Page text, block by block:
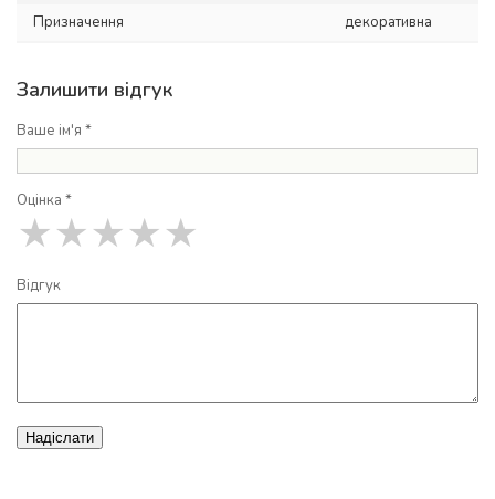
Призначення
декоративна
Залишити відгук
Ваше ім'я *
Оцінка *
★
★
★
★
★
Відгук
Надіслати